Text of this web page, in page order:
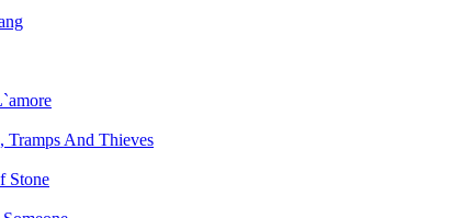
Tramps And Thieves
Stone